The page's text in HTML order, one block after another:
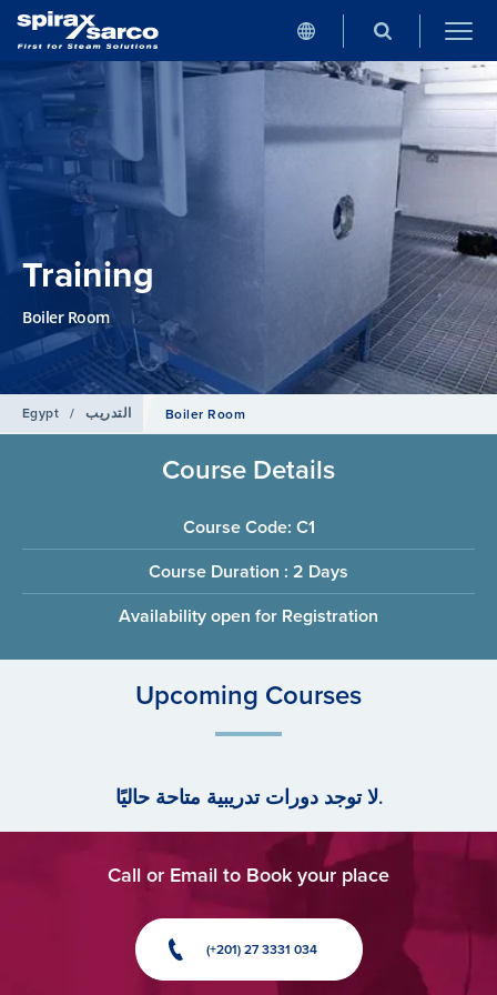
Training
Boiler Room
Egypt / التدريب Boiler Room
Course Details
Course Code: C1
Course Duration : 2 Days
Availability open for Registration
Upcoming Courses
لا توجد دورات تدريبية متاحة حاليًا.
Call or Email to Book your place
(+201) 27 3331 034